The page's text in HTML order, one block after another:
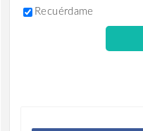
Recuérdame